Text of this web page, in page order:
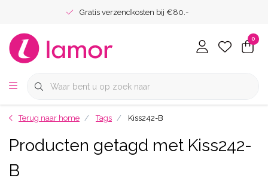
Gratis verzendkosten bij €80.-
0
Terug naar home Tags Kiss242-B
Producten getagd met Kiss242-
B